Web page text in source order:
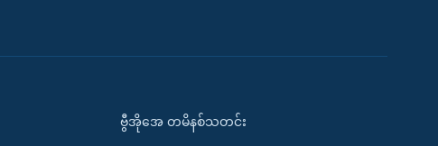
ဗွီအိုအေ တမိနစ်သတင်း